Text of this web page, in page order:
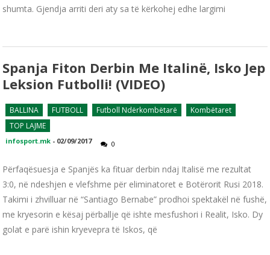
shumta. Gjendja arriti deri aty sa të kërkohej edhe largimi
Spanja Fiton Derbin Me Italinë, Isko Jep
Leksion Futbolli! (VIDEO)
BALLINA FUTBOLL Futboll Ndërkombëtarë
Kombëtaret
TOP LAJME
infosport.mk - 02/09/2017 0
Përfaqësuesja e Spanjës ka fituar derbin ndaj Italisë me rezultat
3:0, në ndeshjen e vlefshme për eliminatoret e Botërorit Rusi 2018.
Takimi i zhvilluar në “Santiago Bernabe” prodhoi spektakël në fushë,
me kryesorin e kësaj përballje që ishte mesfushori i Realit, Isko. Dy
golat e parë ishin kryevepra të Iskos, që